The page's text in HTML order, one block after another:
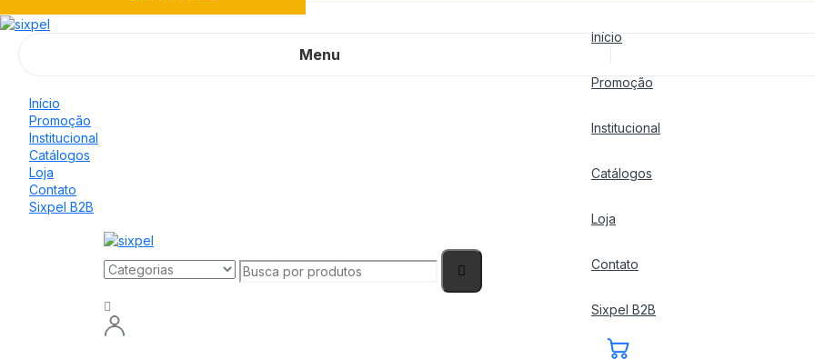
Início
Promoção
Institucional
Catálogos
Loja
Contato
Sixpel B2B
Menu
Início
Promoção
Institucional
Catálogos
Loja
Contato
Sixpel B2B